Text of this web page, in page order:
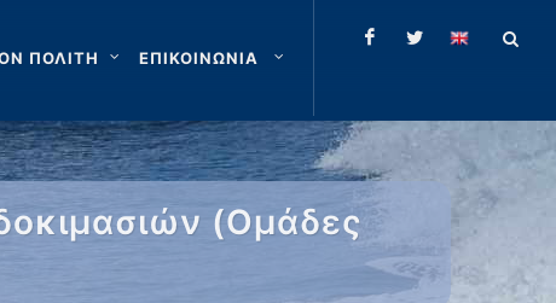
ΠΟΛΙΤΗ ΕΠΙΚΟΙΝΩΝΙΑ
(Ομάδες